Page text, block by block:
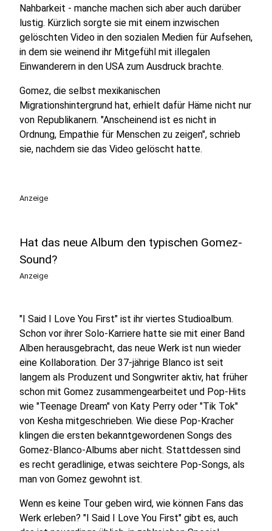
Nahbarkeit - manche machen sich aber auch darüber
lustig. Kürzlich sorgte sie mit einem inzwischen
gelöschten Video in den sozialen Medien für Aufsehen,
in dem sie weinend ihr Mitgefühl mit illegalen
Einwanderern in den USA zum Ausdruck brachte.
Gomez, die selbst mexikanischen
Migrationshintergrund hat, erhielt dafür Häme nicht nur
von Republikanern. "Anscheinend ist es nicht in
Ordnung, Empathie für Menschen zu zeigen", schrieb
sie, nachdem sie das Video gelöscht hatte.
Anzeige
Hat das neue Album den typischen Gomez-
Sound?
Anzeige
"I Said I Love You First" ist ihr viertes Studioalbum.
Schon vor ihrer Solo-Karriere hatte sie mit einer Band
Alben herausgebracht, das neue Werk ist nun wieder
eine Kollaboration. Der 37-jährige Blanco ist seit
langem als Produzent und Songwriter aktiv, hat früher
schon mit Gomez zusammengearbeitet und Pop-Hits
wie "Teenage Dream" von Katy Perry oder "Tik Tok"
von Kesha mitgeschrieben. Wie diese Pop-Kracher
klingen die ersten bekanntgewordenen Songs des
Gomez-Blanco-Albums aber nicht. Stattdessen sind
es recht geradlinige, etwas seichtere Pop-Songs, als
man von Gomez gewohnt ist.
Wenn es keine Tour geben wird, wie können Fans das
Werk erleben? "I Said I Love You First" gibt es, auch